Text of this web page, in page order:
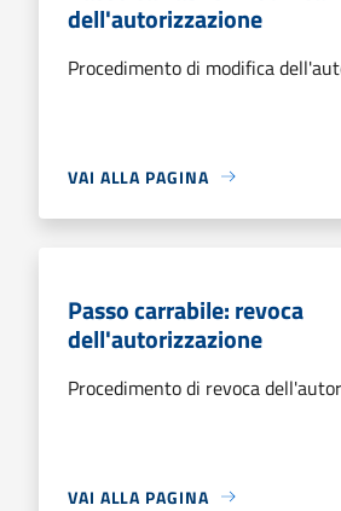
dell'autorizzazione
Procedimento di modifica
VAI ALLA PAGINA
Passo carrabile: revoca
dell'autorizzazione
Procedimento di revoca
VAI ALLA PAGINA